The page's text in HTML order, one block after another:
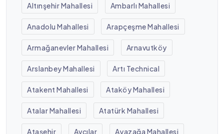
Altınşehir Mahallesi Ambarlı Mahallesi
Anadolu Mahallesi Arapçeşme Mahallesi
Armağanevler Mahallesi Arnavutköy
Arslanbey Mahallesi Artı Technical
Atakent Mahallesi Ataköy Mahallesi
Atalar Mahallesi Atatürk Mahallesi
Ataşehir Avcılar Ayazağa Mahallesi